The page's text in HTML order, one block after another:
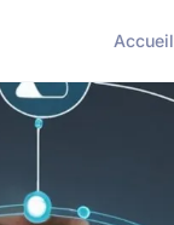
Accueil